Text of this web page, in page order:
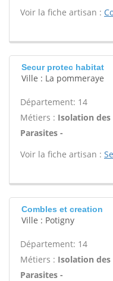
Voir la fiche artisan :
Secur protec habitat
Ville : La pommeraye
Département: 14
Métiers : Isolation des
Parasites -
Voir la fiche artisan :
Combles et creation
Ville : Potigny
Département: 14
Métiers : Isolation des
Parasites -